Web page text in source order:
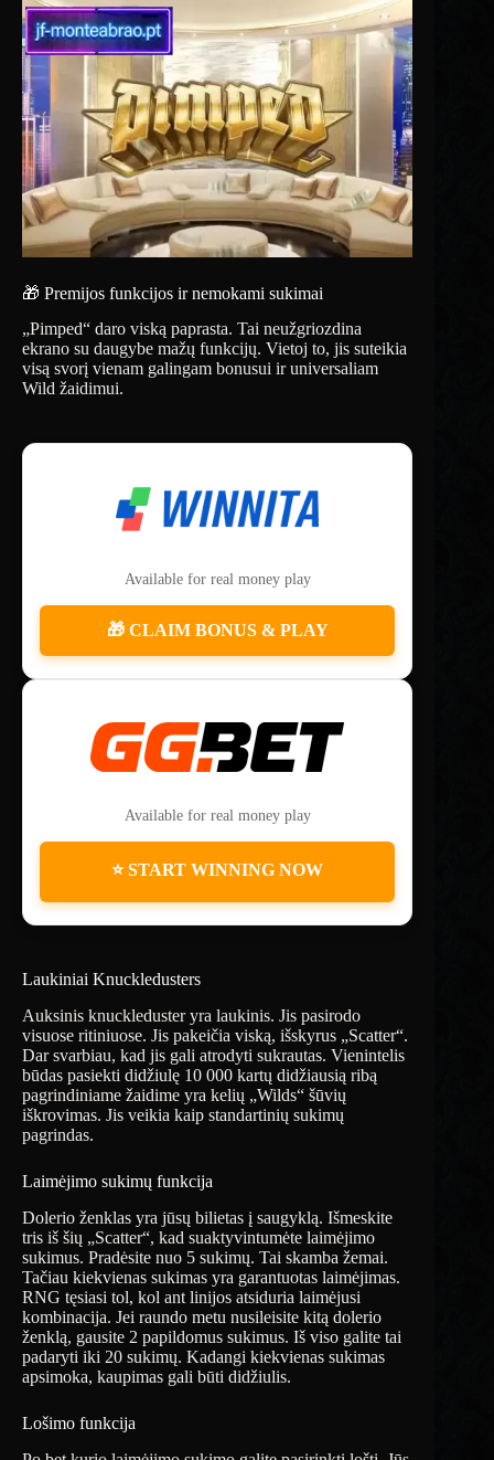
🎁 Premijos funkcijos ir nemokami sukimai
„Pimped“ daro viską paprasta. Tai neužgriozdina
ekrano su daugybe mažų funkcijų. Vietoj to, jis suteikia
visą svorį vienam galingam bonusui ir universaliam
Wild žaidimui.
Available for real money play
🎁 CLAIM BONUS & PLAY
Available for real money play
⭐ START WINNING NOW
Laukiniai Knuckledusters
Auksinis knuckleduster yra laukinis. Jis pasirodo
visuose ritiniuose. Jis pakeičia viską, išskyrus „Scatter“.
Dar svarbiau, kad jis gali atrodyti sukrautas. Vienintelis
būdas pasiekti didžiulę 10 000 kartų didžiausią ribą
pagrindiniame žaidime yra kelių „Wilds“ šūvių
iškrovimas. Jis veikia kaip standartinių sukimų
pagrindas.
Laimėjimo sukimų funkcija
Dolerio ženklas yra jūsų bilietas į saugyklą. Išmeskite
tris iš šių „Scatter“, kad suaktyvintumėte laimėjimo
sukimus. Pradėsite nuo 5 sukimų. Tai skamba žemai.
Tačiau kiekvienas sukimas yra garantuotas laimėjimas.
RNG tęsiasi tol, kol ant linijos atsiduria laimėjusi
kombinacija. Jei raundo metu nusileisite kitą dolerio
ženklą, gausite 2 papildomus sukimus. Iš viso galite tai
padaryti iki 20 sukimų. Kadangi kiekvienas sukimas
apsimoka, kaupimas gali būti didžiulis.
Lošimo funkcija